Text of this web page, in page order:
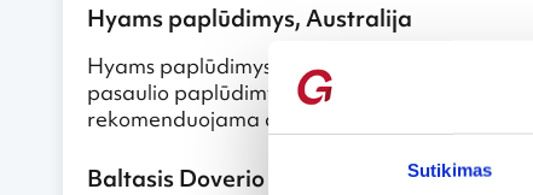
Sutikimas
Hyams paplūdimys, Australija
Hyams paplūdimys, esantis pietų Australijoje,
pasaulio paplūdimys. Smėlis iš tiesų čia toks
rekomenduojama dėvėti akinius nuo saulės.
Baltasis Doverio skardis, Anglija